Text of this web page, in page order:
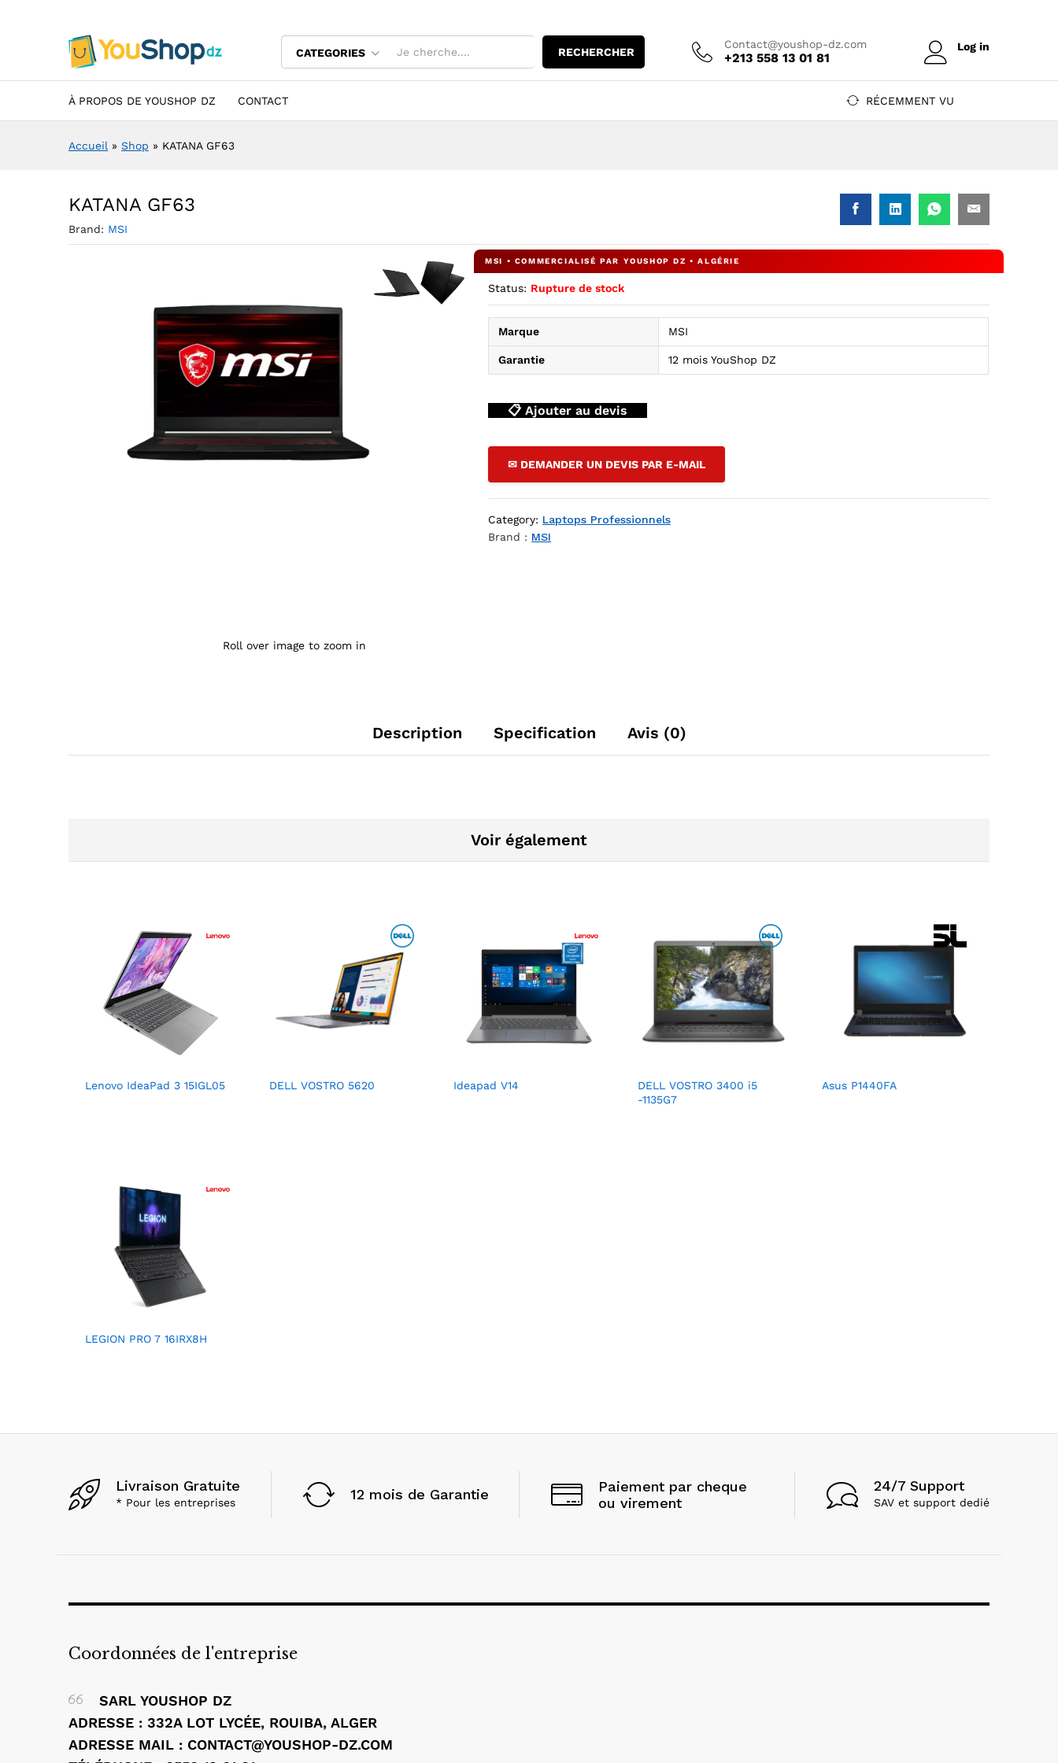
CATEGORIES RECHERCHER
Contact@youshop-dz.com
+213 558 13 01 81
Log in
À PROPOS DE YOUSHOP DZ CONTACT RÉCEMMENT VU
Accueil » Shop » KATANA GF63
KATANA GF63
Brand: MSI
Roll over image to zoom in
Status: Rupture de stock
Marque MSI
Garantie 12 mois YouShop DZ
📋 Ajouter au devis
✉ DEMANDER UN DEVIS PAR E-MAIL
Category: Laptops Professionnels
Brand : MSI
Description Specification Avis (0)
Voir également
Lenovo IdeaPad 3 15IGL05 DELL VOSTRO 5620 Ideapad V14
DELL VOSTRO 3400 i5
-1135G7
Asus P1440FA
LEGION PRO 7 16IRX8H
Livraison Gratuite
* Pour les entreprises 12 mois de Garantie
Paiement par cheque
ou virement
24/7 Support
SAV et support dedié
Coordonnées de l'entreprise
SARL YOUSHOP DZ
ADRESSE : 332A LOT LYCÉE, ROUIBA, ALGER
ADRESSE MAIL : CONTACT@YOUSHOP-DZ.COM